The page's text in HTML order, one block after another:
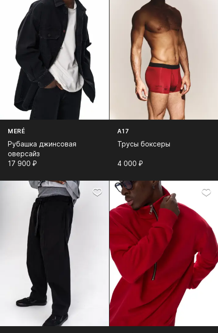
MERÉ
Рубашка джинсовая
оверсайз
17 900⁠ ⁠₽
A17
Трусы боксеры
4 000⁠ ⁠₽